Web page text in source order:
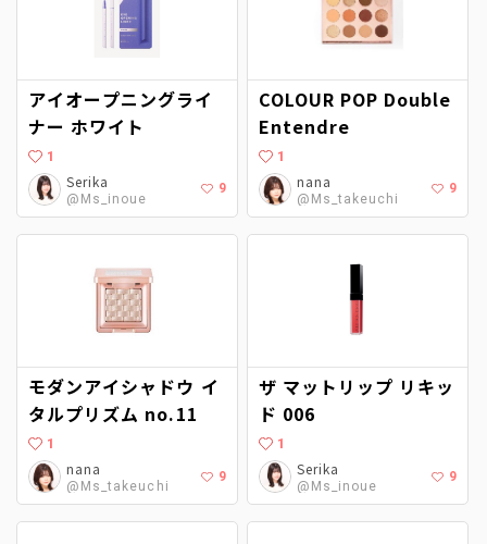
アイオープニングライ
ナー ホワイト
1
Serika
@Ms_inoue
9
COLOUR POP Double
Entendre
1
nana
@Ms_takeuchi
9
モダンアイシャドウ イ
タルプリズム no.11
1
nana
@Ms_takeuchi
9
ザ マットリップ リキッ
ド 006
1
Serika
@Ms_inoue
9